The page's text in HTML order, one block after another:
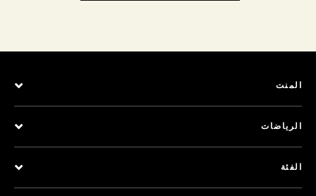
المنت
الرياضات
الفئة